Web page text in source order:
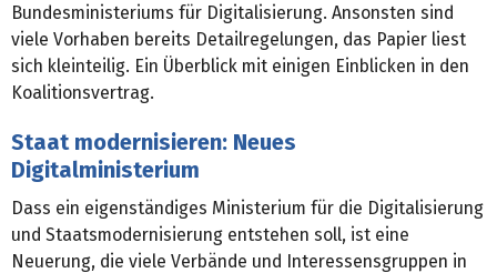
Bundesministeriums für Digitalisierung. Ansonsten sind
viele Vorhaben bereits Detailregelungen, das Papier liest
sich kleinteilig. Ein Überblick mit einigen Einblicken in den
Koalitionsvertrag.
Staat modernisieren: Neues
Digitalministerium
Dass ein eigenständiges Ministerium für die Digitalisierung
und Staatsmodernisierung entstehen soll, ist eine
Neuerung, die viele Verbände und Interessensgruppen in